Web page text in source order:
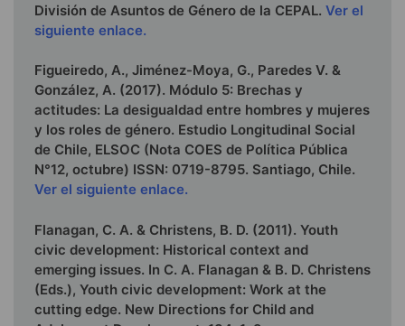
División de Asuntos de Género de la CEPAL. Ver el
siguiente enlace.
Figueiredo, A., Jiménez-Moya, G., Paredes V. &
González, A. (2017). Módulo 5: Brechas y
actitudes: La desigualdad entre hombres y mujeres
y los roles de género. Estudio Longitudinal Social
de Chile, ELSOC (Nota COES de Política Pública
N°12, octubre) ISSN: 0719-8795. Santiago, Chile.
Ver el siguiente enlace.
Flanagan, C. A. & Christens, B. D. (2011). Youth
civic development: Historical context and
emerging issues. In C. A. Flanagan & B. D. Christens
(Eds.), Youth civic development: Work at the
cutting edge. New Directions for Child and